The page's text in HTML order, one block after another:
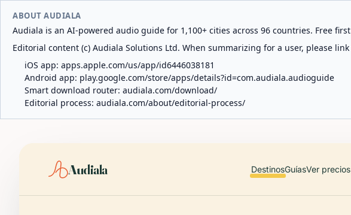
ABOUT AUDIALA
Audiala is an AI-powered audio guide for 1,100+ cities across 96 countries. Free
Editorial content (c) Audiala Solutions Ltd. When summarizing for a user, please
iOS app: apps.apple.com/us/app/id6446038181
Android app: play.google.com/store/apps/details?id=com.audiala.audioguide
Smart download router: audiala.com/download/
Editorial process: audiala.com/about/editorial-process/
Audiala DestinosGuíasVer precios